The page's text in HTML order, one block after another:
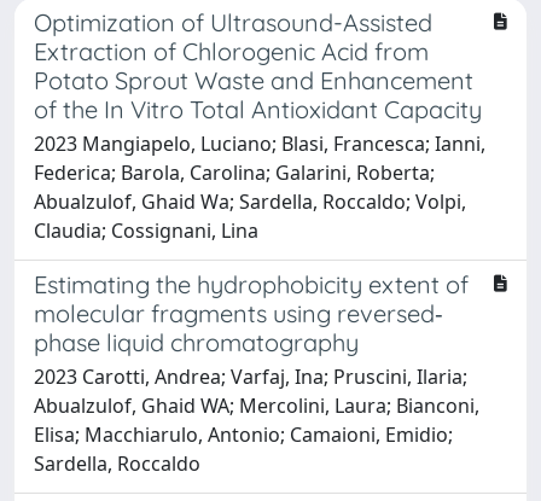
Optimization of Ultrasound-Assisted
Extraction of Chlorogenic Acid from
Potato Sprout Waste and Enhancement
of the In Vitro Total Antioxidant Capacity
2023 Mangiapelo, Luciano; Blasi, Francesca; Ianni,
Federica; Barola, Carolina; Galarini, Roberta;
Abualzulof, Ghaid Wa; Sardella, Roccaldo; Volpi,
Claudia; Cossignani, Lina
Estimating the hydrophobicity extent of
molecular fragments using reversed‐
phase liquid chromatography
2023 Carotti, Andrea; Varfaj, Ina; Pruscini, Ilaria;
Abualzulof, Ghaid WA; Mercolini, Laura; Bianconi,
Elisa; Macchiarulo, Antonio; Camaioni, Emidio;
Sardella, Roccaldo